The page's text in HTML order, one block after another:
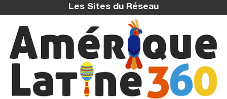
Les Sites du Réseau